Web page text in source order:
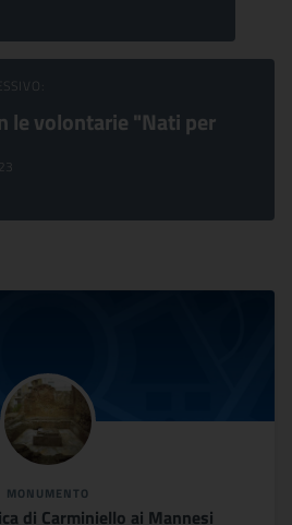
le volontarie "Nati per
MONUMENTO
di Carminiello ai Mannesi